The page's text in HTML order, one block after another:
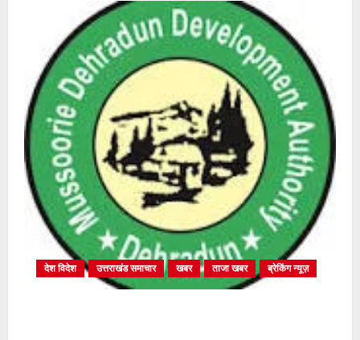
देश विदेश उत्तराखंड समाचार खबर ताजा खबर ब्रेकिंग न्यूज़